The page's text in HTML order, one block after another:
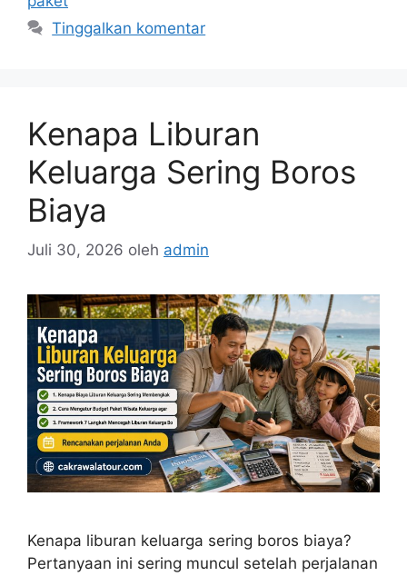
Tinggalkan komentar
Kenapa Liburan
Keluarga Sering Boros
Biaya
Juli 30, 2026 oleh admin
Kenapa liburan keluarga sering boros biaya?
Pertanyaan ini sering muncul setelah perjalanan